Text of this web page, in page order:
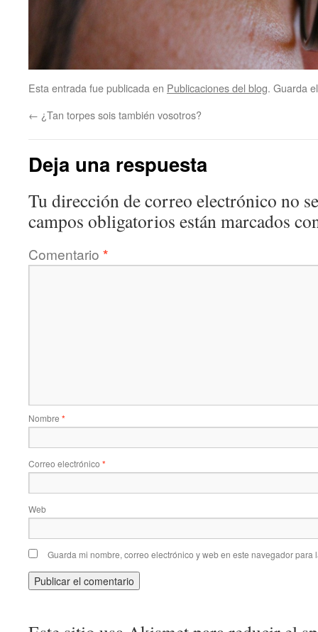
Esta entrada fue publicada en Publicaciones del blog. Guarda
← ¿Tan torpes sois también vosotros?
Deja una respuesta
Tu dirección de correo electrónico no
campos obligatorios están marcados
Comentario *
Nombre *
Correo electrónico *
Web
Guarda mi nombre, correo electrónico y web en este navegador para